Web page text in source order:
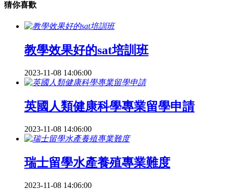
猜你喜歡
教學效果好的sat培訓班
2023-11-08 14:06:00
英國人類健康科學專業留學申請
2023-11-08 14:06:00
瑞士留學水產養殖專業難度
2023-11-08 14:06:00